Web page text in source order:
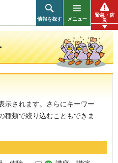
情報を探す メニュー
緊急・防
災
示されます。さらにキーワー
種類で絞り込むこともできま